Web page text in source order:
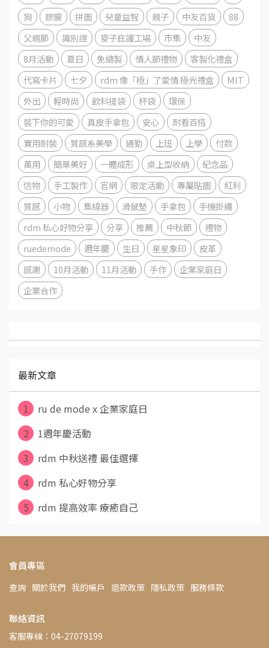
狗
膠膜 拼圖 兒童益智 親子 中友百貨
88
父親節
識別證 麥子庇護工場 市集
中友
8月活動
夏日 免縫製 情人節禮物
客製化禮盒
代寫卡片
七夕 rdm 像「極」了愛情 極光禮盒
MIT
外出
輕時尚 飲料提袋 杯袋
環保
裝下你的可愛
真皮手拿包 安心
耐看百搭
實用耐裝
質感系美學 通勤 上班 上學
付款
萬用
簡單美好 一體成形 桌上型收納
紀念品
信物
手工製作 官網 限定活動 專屬貼圖
紅利
質感
小物 集線器 滑鼠墊 手拿包
手機掛繩
rdm 私心好物分享
分享 推薦 中秋節
禮物
ruedemode
週年慶 生日 星星象印
皮革
感謝
10月活動 11月活動 手作
企業家庭日
企業合作
最新文章
1
ru de mode x 企業家庭日
2
1週年慶活動
3
rdm 中秋送禮 最佳選擇
4
rdm 私心好物分享
5
rdm 提高效率 療癒自己
會員專區
查詢 關於我們 我的帳戶 退款政策 隱私政策 服務條款
聯絡資訊
客服專線：04-27079199